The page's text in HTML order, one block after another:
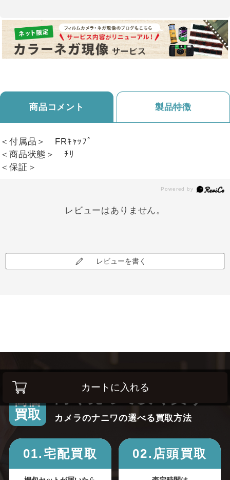
カートに入れる
商品コメント 製品特徴
＜付属品＞ FRｷｬｯﾌﾟ
＜商品状態＞ ﾁﾘ
＜保証＞
レビューはありません。
レビューを書く
高価
買取
高く売って安く買う！
カメラのナニワの選べる買取方法
01.宅配買取 02.店頭買取